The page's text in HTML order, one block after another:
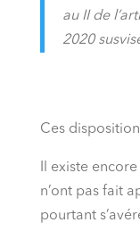
au II de
2020
Ces
Il existe
n’ont pas fait
pourtant